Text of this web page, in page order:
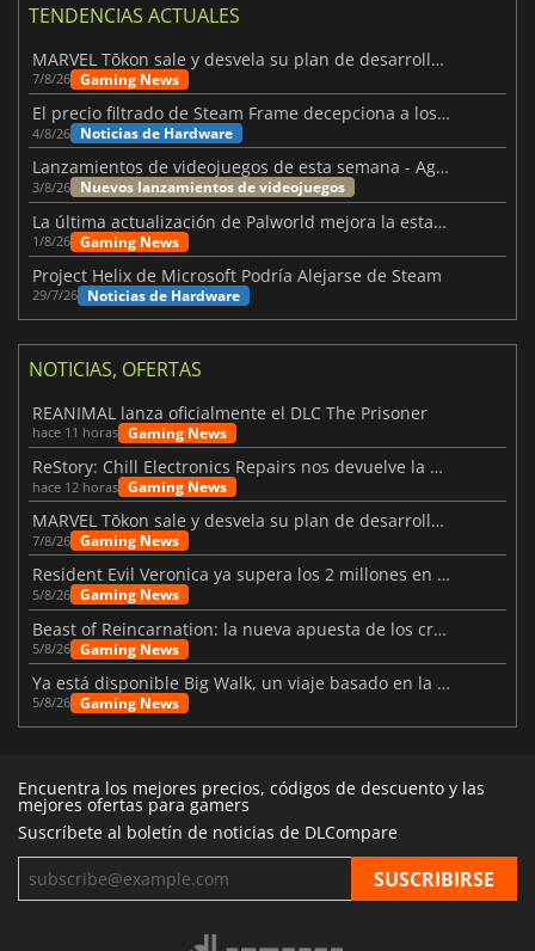
TENDENCIAS ACTUALES
MARVEL Tōkon sale y desvela su plan de desarrollo para el primer año
7/8/26 Gaming News
El precio filtrado de Steam Frame decepciona a los usuarios
4/8/26 Noticias de Hardware
Lanzamientos de videojuegos de esta semana - Agosto de 2026 (semana 32)
3/8/26 Nuevos lanzamientos de videojuegos
La última actualización de Palworld mejora la estabilidad
1/8/26 Gaming News
Project Helix de Microsoft Podría Alejarse de Steam
29/7/26 Noticias de Hardware
NOTICIAS, OFERTAS
REANIMAL lanza oficialmente el DLC The Prisoner
hace 11 horas Gaming News
ReStory: Chill Electronics Repairs nos devuelve la nostalgia de los 2000
hace 12 horas Gaming News
MARVEL Tōkon sale y desvela su plan de desarrollo para el primer año
7/8/26 Gaming News
Resident Evil Veronica ya supera los 2 millones en listas de deseados
5/8/26 Gaming News
Beast of Reincarnation: la nueva apuesta de los creadores de Pokémon
5/8/26 Gaming News
Ya está disponible Big Walk, un viaje basado en la amistad
5/8/26 Gaming News
Encuentra los mejores precios, códigos de descuento y las
mejores ofertas para gamers
Suscríbete al boletín de noticias de DLCompare